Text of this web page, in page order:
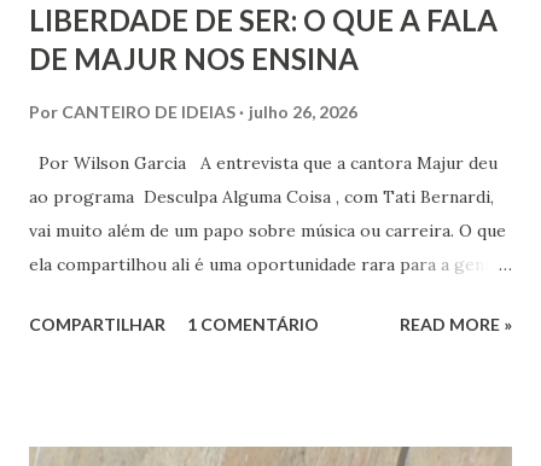
LIBERDADE DE SER: O QUE A FALA
DE MAJUR NOS ENSINA
Por CANTEIRO DE IDEIAS julho 26, 2026
Por Wilson Garcia A entrevista que a cantora Majur deu
ao programa Desculpa Alguma Coisa , com Tati Bernardi,
vai muito além de um papo sobre música ou carreira. O que
ela compartilhou ali é uma oportunidade rara para a gente
identidade espiritual, pertencimento e intolerância
COMPARTILHAR 1 COMENTÁRIO READ MORE »